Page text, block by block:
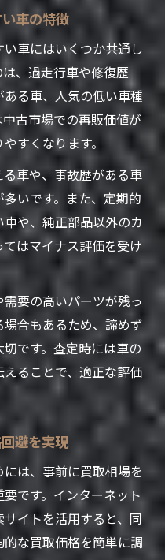
格査定を避ける方法
車の特徴
車にはいくつか共通し
、過走行車や修復歴
る車、人気の低い車種
古市場での再販価値が
すくなります。
車や、事故歴がある車
いです。また、定期的
や、純正部品以外のカ
はマイナス評価を受け
要の高いパーツが残っ
合もあるため、諦めず
です。査定時には車の
ることで、適正な評価
避を実現
は、事前に買取相場を
です。インターネット
イトを活用すると、同
な買取価格を簡単に調